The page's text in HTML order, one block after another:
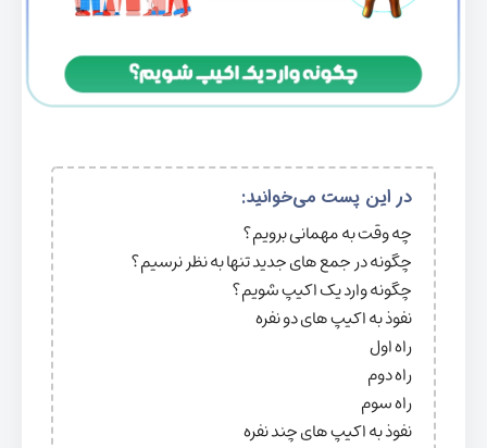
در این پست می‌خوانید:
چه وقت به مهمانی برویم؟
چگونه در جمع های جدید تنها به نظر نرسیم؟
چگونه وارد یک اکیپ شویم؟
نفوذ به اکیپ های دو نفره
راه اول
راه دوم
راه سوم
نفوذ به اکیپ های چند نفره